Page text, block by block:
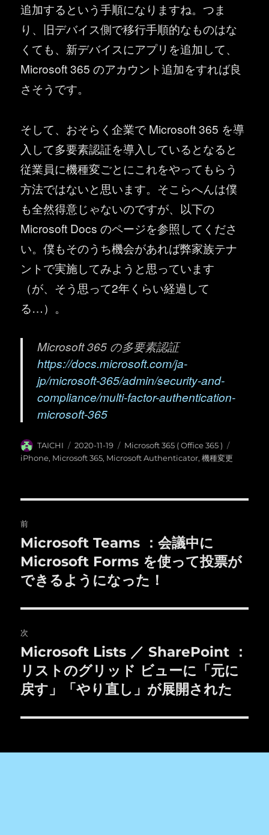
追加するという手順になりますね。つま
り、旧デバイス側で移行手順的なものはな
くても、新デバイスにアプリを追加して、
Microsoft 365 のアカウント追加をすれば良
さそうです。
そして、おそらく企業で Microsoft 365 を導
入して多要素認証を導入しているとなると
従業員に機種変ごとにこれをやってもらう
方法ではないと思います。そこらへんは僕
も全然得意じゃないのですが、以下の
Microsoft Docs のページを参照してくださ
い。僕もそのうち機会があれば弊家族テナ
ントで実施してみようと思っています
（が、そう思って2年くらい経過して
る…）。
Microsoft 365 の多要素認証
https://docs.microsoft.com/ja-
jp/microsoft-365/admin/security-and-
compliance/multi-factor-authentication-
microsoft-365
投
稿
TAICHI
投
稿
2020-11-19
カ
テ
Microsoft 365 ( Office 365 )
iPhone, Microsoft 365, Microsoft Authenticator,機種変更
稿
ナ
ビ
ゲ
ー
シ
ョ
ン
前
前
の
投
Microsoft Teams ：会議中に
Microsoft Forms を使って投票が
できるようになった！
次
次
の
投
Microsoft Lists ／ SharePoint ：
リストのグリッド ビューに「元に
戻す」「やり直し」が展開された